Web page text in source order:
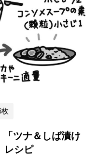
「ツナ＆しば漬け
レシピ